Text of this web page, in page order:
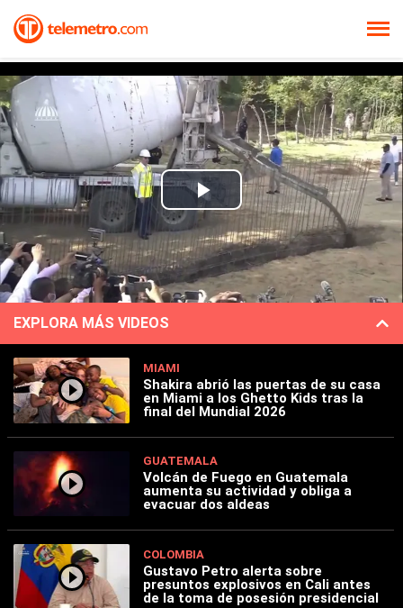
Play
Video
EXPLORA MÁS VIDEOS
MIAMI
Shakira abrió las puertas de su casa
en Miami a los Ghetto Kids tras la
final del Mundial 2026
GUATEMALA
Volcán de Fuego en Guatemala
aumenta su actividad y obliga a
evacuar dos aldeas
COLOMBIA
Gustavo Petro alerta sobre
presuntos explosivos en Cali antes
de la toma de posesión presidencial